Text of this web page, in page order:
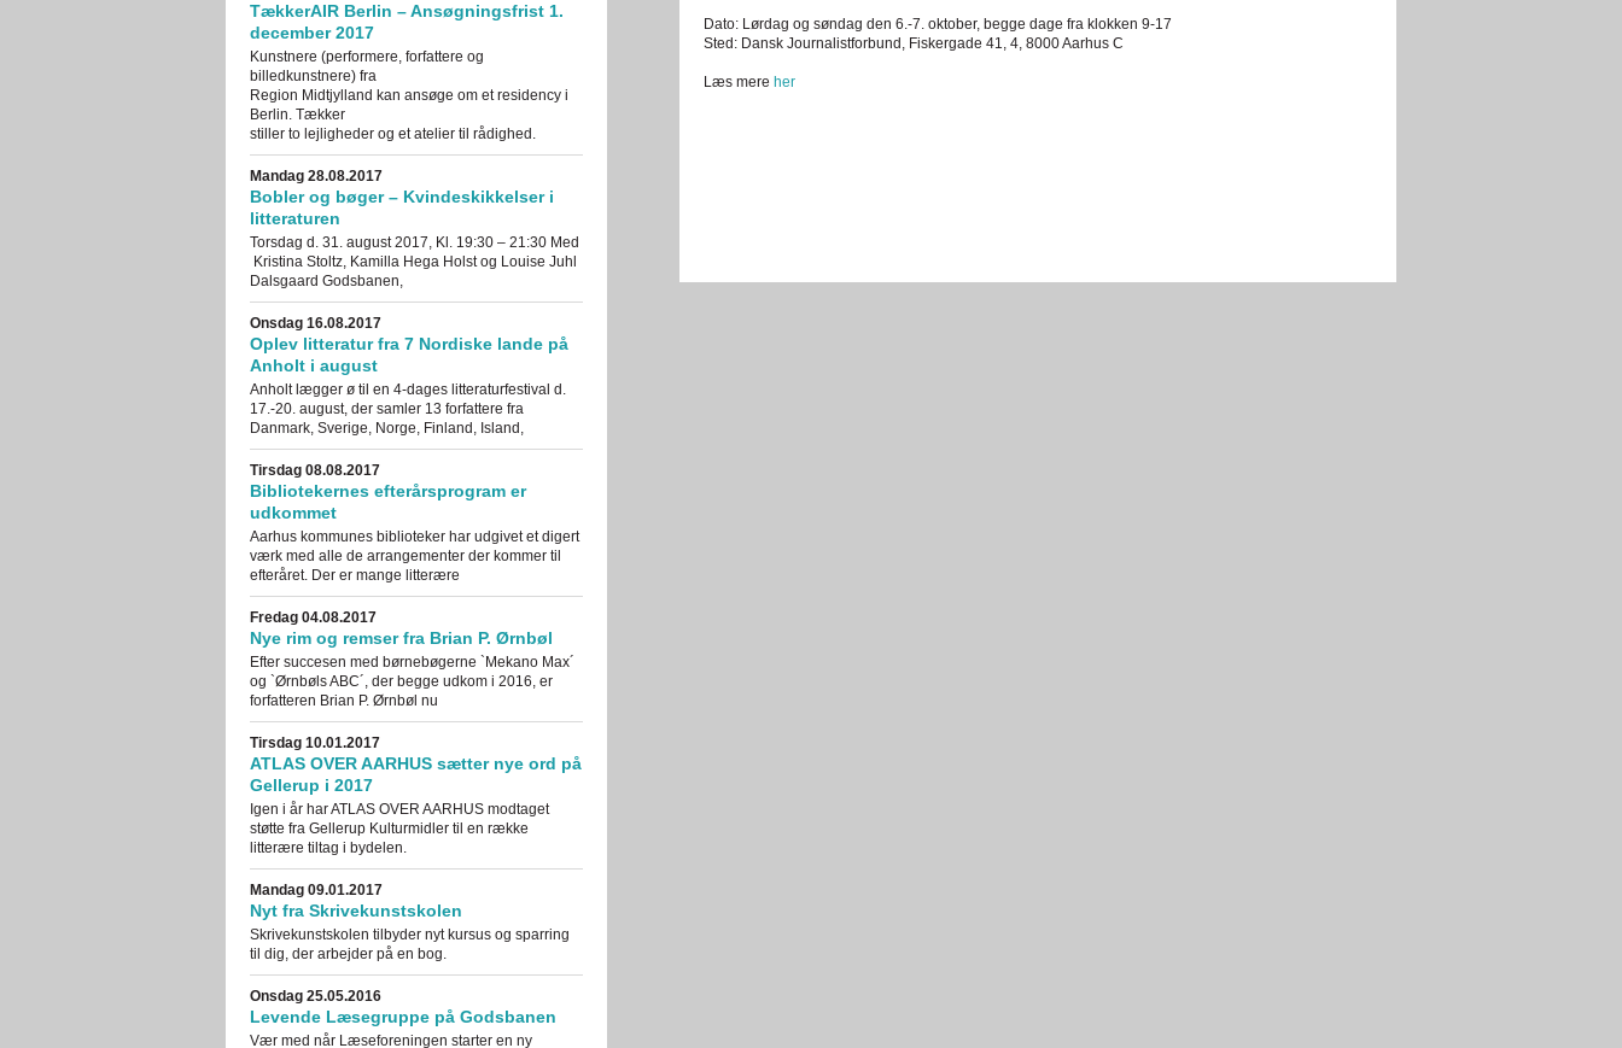
Dato: Lørdag og søndag den 6.-7. oktober, begge dage fra klokken 9-17
Sted: Dansk Journalistforbund, Fiskergade 41, 4, 8000 Aarhus C
Læs mere her
TækkerAIR Berlin – Ansøgningsfrist 1.
december 2017
Kunstnere (performere, forfattere og
billedkunstnere) fra
Region Midtjylland kan ansøge om et residency i
Berlin. Tækker
stiller to lejligheder og et atelier til rådighed.
Mandag 28.08.2017
Bobler og bøger – Kvindeskikkelser i
litteraturen
Torsdag d. 31. august 2017, Kl. 19:30 – 21:30 Med
Kristina Stoltz, Kamilla Hega Holst og Louise Juhl
Dalsgaard Godsbanen,
Onsdag 16.08.2017
Oplev litteratur fra 7 Nordiske lande på
Anholt i august
Anholt lægger ø til en 4-dages litteraturfestival d.
17.-20. august, der samler 13 forfattere fra
Danmark, Sverige, Norge, Finland, Island,
Tirsdag 08.08.2017
Bibliotekernes efterårsprogram er
udkommet
Aarhus kommunes biblioteker har udgivet et digert
værk med alle de arrangementer der kommer til
efteråret. Der er mange litterære
Fredag 04.08.2017
Nye rim og remser fra Brian P. Ørnbøl
Efter succesen med børnebøgerne `Mekano Max´
og `Ørnbøls ABC´, der begge udkom i 2016, er
forfatteren Brian P. Ørnbøl nu
Tirsdag 10.01.2017
ATLAS OVER AARHUS sætter nye ord på
Gellerup i 2017
Igen i år har ATLAS OVER AARHUS modtaget
støtte fra Gellerup Kulturmidler til en række
litterære tiltag i bydelen.
Mandag 09.01.2017
Nyt fra Skrivekunstskolen
Skrivekunstskolen tilbyder nyt kursus og sparring
til dig, der arbejder på en bog.
Onsdag 25.05.2016
Levende Læsegruppe på Godsbanen
Vær med når Læseforeningen starter en ny